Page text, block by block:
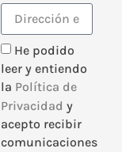
He podido
leer y entiendo
la Política de
Privacidad y
acepto recibir
comunicaciones